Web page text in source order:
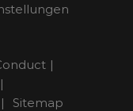
Sitemap